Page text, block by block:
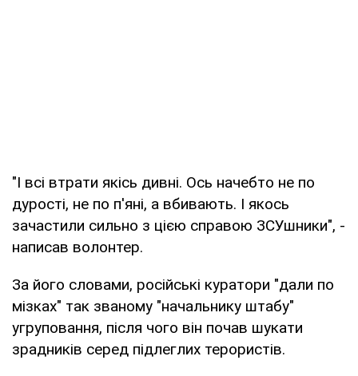
"І всі втрати якісь дивні. Ось начебто не по
дурості, не по п'яні, а вбивають. І якось
зачастили сильно з цією справою ЗСУшники", -
написав волонтер.
За його словами, російські куратори "дали по
мізках" так званому "начальнику штабу"
угруповання, після чого він почав шукати
зрадників серед підлеглих терористів.